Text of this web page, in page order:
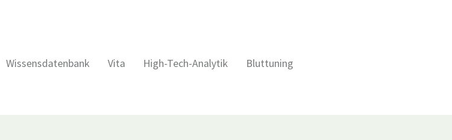
Wissensdatenbank Vita High-Tech-Analytik Bluttuning